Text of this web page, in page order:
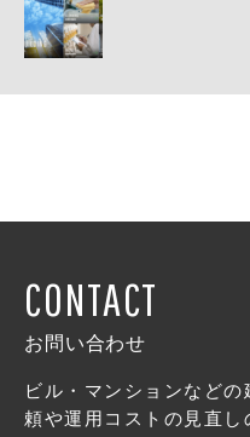
CONTACT
お問い合わせ
ビル・マンションなど
頼や運用コストの見直